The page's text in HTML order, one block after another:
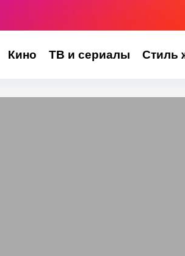
Кино ТВ и сериалы Стиль